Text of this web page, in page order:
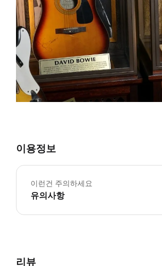
이용정보
이런건 주의하세요
유의사항
리뷰